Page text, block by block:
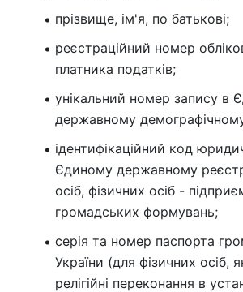
прізвище, ім'я, по батькові;
реєстраційний номер
платника податків;
унікальний номер запису в
державному
ідентифікаційний код
Єдиному державному
осіб, фізичних осіб -
громадських формувань;
серія та номер паспорта
України (для фізичних осіб,
релігійні переконання в